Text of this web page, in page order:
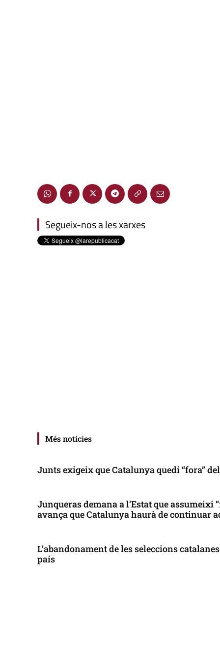
Segueix-nos a les xarxes
Més notícies
Junts exigeix que Catalunya quedi “fora”
Junqueras demana a l’Estat que assumeixi
avança que Catalunya haurà de continuar
L’abandonament de les seleccions
país